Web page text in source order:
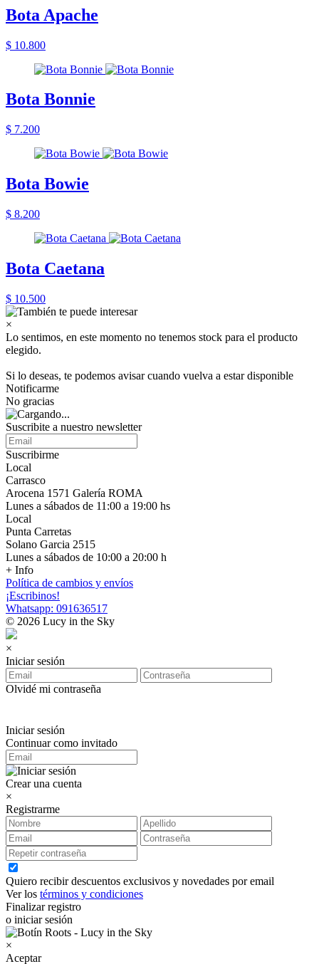
Bota Apache
$ 10.800
Bota Bonnie
$ 7.200
Bota Bowie
$ 8.200
Bota Caetana
$ 10.500
×
Lo sentimos, en este momento no tenemos stock para el producto
elegido.
Si lo deseas, te podemos avisar cuando vuelva a estar disponible
Notificarme
No gracias
Suscribite a nuestro newsletter
Suscribirme
Local
Carrasco
Arocena 1571 Galería ROMA
Lunes a sábados de 11:00 a 19:00 hs
Local
Punta Carretas
Solano Garcia 2515
Lunes a sábados de 10:00 a 20:00 h
+ Info
Política de cambios y envíos
¡Escribinos!
Whatsapp: 091636517
© 2026 Lucy in the Sky
×
Iniciar sesión
Olvidé mi contraseña
Iniciar sesión
Continuar como invitado
Crear una cuenta
×
Registrarme
Quiero recibir descuentos exclusivos y novedades por email
Ver los términos y condiciones
Finalizar registro
o iniciar sesión
×
Aceptar